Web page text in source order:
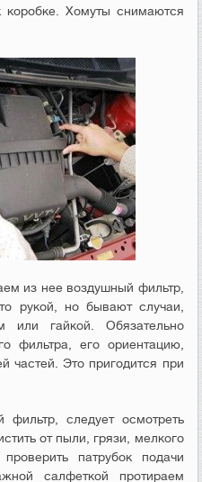
коробке. Хомуты снимаются
из нее воздушный фильтр,
рукой, но бывают случаи,
или гайкой. Обязательно
фильтра, его ориентацию,
частей. Это пригодится при
следует осмотреть
от пыли, грязи, мелкого
патрубок подачи
салфеткой протираем